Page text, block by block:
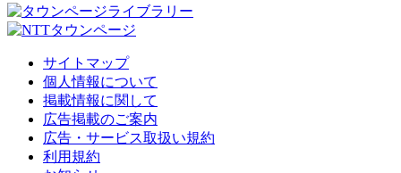
サイトマップ
個人情報について
掲載情報に関して
広告掲載のご案内
広告・サービス取扱い規約
利用規約